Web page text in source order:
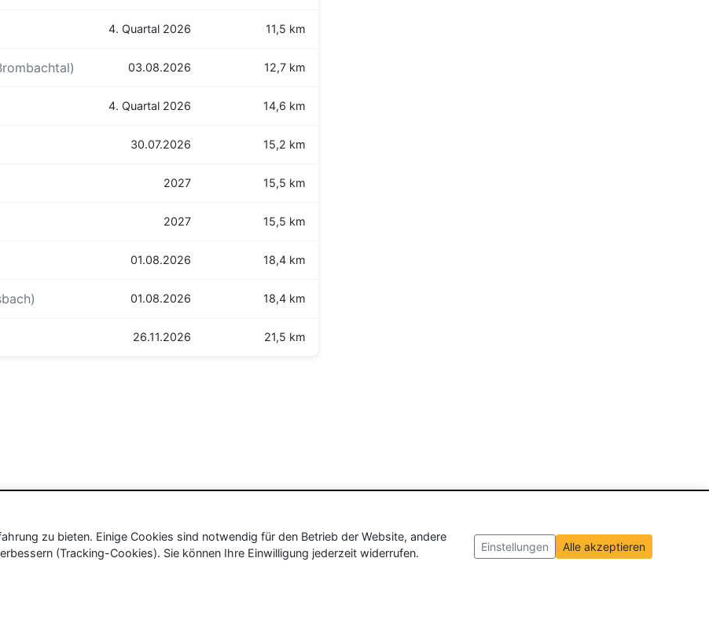
4. Quartal 2026 11,5 km
03.08.2026 12,7 km
4. Quartal 2026 14,6 km
30.07.2026 15,2 km
2027 15,5 km
2027 15,5 km
01.08.2026 18,4 km
01.08.2026 18,4 km
26.11.2026 21,5 km
zu bieten. Einige Cookies sind notwendig für den Betrieb der Website, andere
(Tracking-Cookies). Sie können Ihre Einwilligung jederzeit widerrufen.
Einstellungen Alle akzeptieren